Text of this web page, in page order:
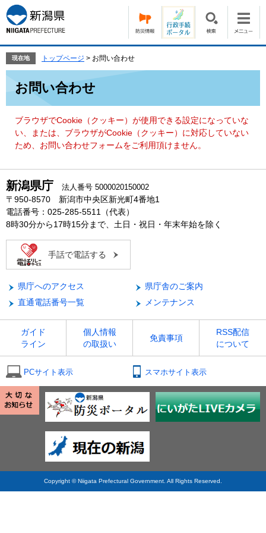
ー
ジ
の
頭
す。
ニ
ュ
ー
飛
て
現在地 トップページ > お問い合わせ
お問い合わせ
ブラウザでCookie（クッキー）が使用できる設定になっていな
い、または、ブラウザがCookie（クッキー）に対応していない
ため、お問い合わせフォームをご利用頂けません。
新潟県庁 法人番号 5000020150002
〒950-8570 新潟市中央区新光町4番地1
電話番号：025-285-5511（代表）
8時30分から17時15分まで、土日・祝日・年末年始を除く
手話で電話する
県庁へのアクセス
県庁舎のご案内
直通電話番号一覧
メンテナンス
ガイド
ライン
個人情報
の取扱い
免責事項
RSS配信
について
PCサイト表示 スマホサイト表示
Copyright © Niigata Prefectural Government. All Rights Reserved.